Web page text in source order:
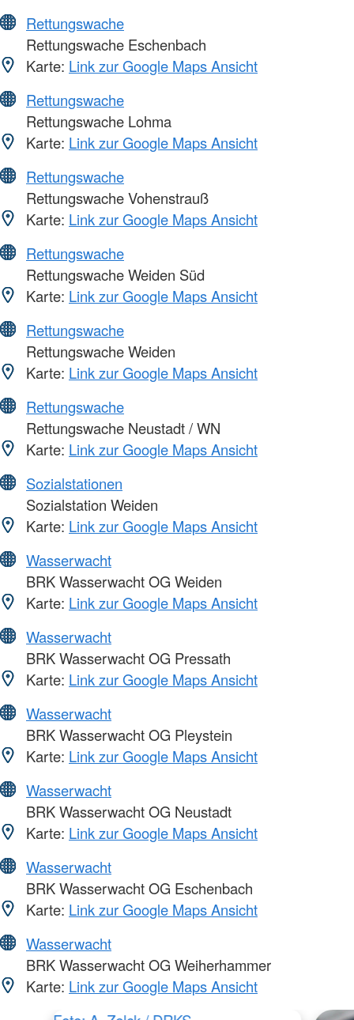
Rettungswache
Rettungswache Eschenbach
Karte: Link zur Google Maps Ansicht
Rettungswache
Rettungswache Lohma
Karte: Link zur Google Maps Ansicht
Rettungswache
Rettungswache Vohenstrauß
Karte: Link zur Google Maps Ansicht
Rettungswache
Rettungswache Weiden Süd
Karte: Link zur Google Maps Ansicht
Rettungswache
Rettungswache Weiden
Karte: Link zur Google Maps Ansicht
Rettungswache
Rettungswache Neustadt / WN
Karte: Link zur Google Maps Ansicht
Sozialstationen
Sozialstation Weiden
Karte: Link zur Google Maps Ansicht
Wasserwacht
BRK Wasserwacht OG Weiden
Karte: Link zur Google Maps Ansicht
Wasserwacht
BRK Wasserwacht OG Pressath
Karte: Link zur Google Maps Ansicht
Wasserwacht
BRK Wasserwacht OG Pleystein
Karte: Link zur Google Maps Ansicht
Wasserwacht
BRK Wasserwacht OG Neustadt
Karte: Link zur Google Maps Ansicht
Wasserwacht
BRK Wasserwacht OG Eschenbach
Karte: Link zur Google Maps Ansicht
Wasserwacht
BRK Wasserwacht OG Weiherhammer
Karte: Link zur Google Maps Ansicht